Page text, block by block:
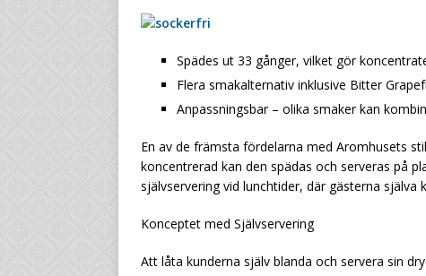
Spädes ut 33 gånger, vilket gör
Flera smakalternativ inklusive Bitter
Anpassningsbar – olika smaker kan
En av de främsta fördelarna med Aromhusets
koncentrerad kan den spädas och serveras på
självservering vid lunchtider, där gästerna själva
Konceptet med Självservering
Att låta kunderna själv blanda och servera sin